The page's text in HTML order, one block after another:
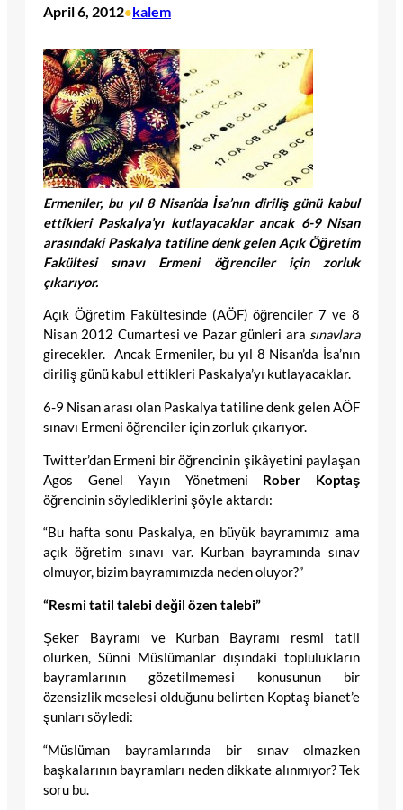
April 6, 2012•kalem
Ermeniler, bu yıl 8 Nisan’da İsa’nın diriliş günü kabul
ettikleri Paskalya’yı kutlayacaklar ancak 6-9 Nisan
arasındaki Paskalya tatiline denk gelen Açık Öğretim
Fakültesi sınavı Ermeni öğrenciler için zorluk
çıkarıyor.
Açık Öğretim Fakültesinde (AÖF) öğrenciler 7 ve 8
Nisan 2012 Cumartesi ve Pazar günleri ara sınavlara
girecekler. Ancak Ermeniler, bu yıl 8 Nisan’da İsa’nın
diriliş günü kabul ettikleri Paskalya’yı kutlayacaklar.
6-9 Nisan arası olan Paskalya tatiline denk gelen AÖF
sınavı Ermeni öğrenciler için zorluk çıkarıyor.
Twitter’dan Ermeni bir öğrencinin şikâyetini paylaşan
Agos Genel Yayın Yönetmeni Rober Koptaş
öğrencinin söylediklerini şöyle aktardı:
“Bu hafta sonu Paskalya, en büyük bayramımız ama
açık öğretim sınavı var. Kurban bayramında sınav
olmuyor, bizim bayramımızda neden oluyor?”
“Resmi tatil talebi değil özen talebi”
Şeker Bayramı ve Kurban Bayramı resmi tatil
olurken, Sünni Müslümanlar dışındaki toplulukların
bayramlarının gözetilmemesi konusunun bir
özensizlik meselesi olduğunu belirten Koptaş bianet’e
şunları söyledi:
“Müslüman bayramlarında bir sınav olmazken
başkalarının bayramları neden dikkate alınmıyor? Tek
soru bu.